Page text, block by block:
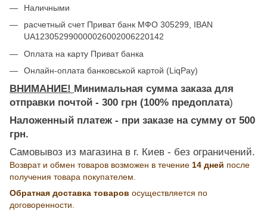
Наличными
расчетный счет Приват банк МФО 305299, IBAN
UA123052990000026002006220142
Оплата на карту Приват банка
Онлайн-оплата банковськой картой (LiqPay)
ВНИМАНИЕ! Минимальная сумма заказа для
отправки почтой - 300 грн (100% предоплата)
Наложенный платеж - при заказе на сумму от 500
грн.
Самовывоз из магазина в г. Киев - без ограничений.
Возврат и обмен товаров возможен в течение 14 дней после
получения товара покупателем.
Обратная доставка товаров осуществляется по
договоренности.